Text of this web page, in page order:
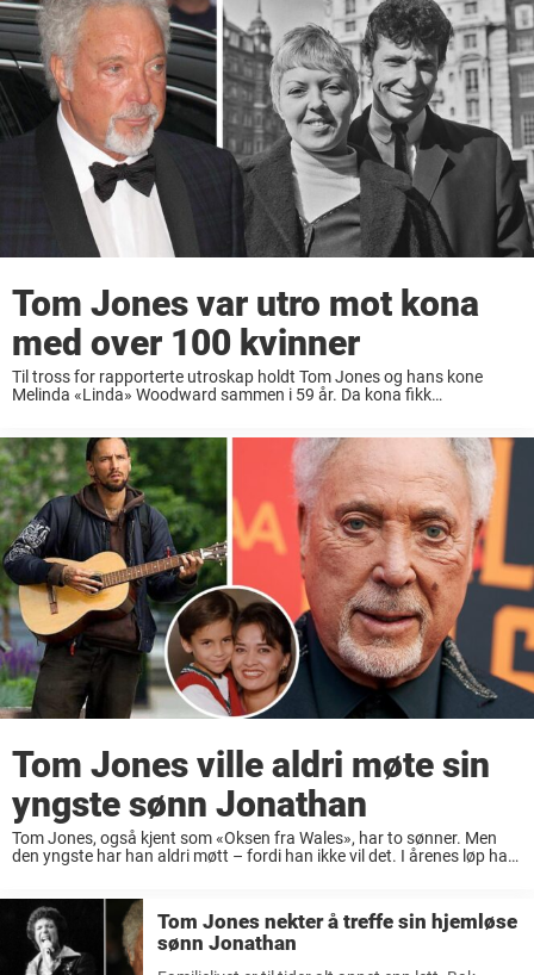
Tom Jones var utro mot kona
med over 100 kvinner
Til tross for rapporterte utroskap holdt Tom Jones og hans kone
Melinda «Linda» Woodward sammen i 59 år. Da kona fikk
Tom Jones ville aldri møte sin
yngste sønn Jonathan
Tom Jones, også kjent som «Oksen fra Wales», har to sønner. Men
den yngste har han aldri møtt – fordi han ikke vil det. I årenes løp har
Tom Jones nekter å treffe sin hjemløse
sønn Jonathan